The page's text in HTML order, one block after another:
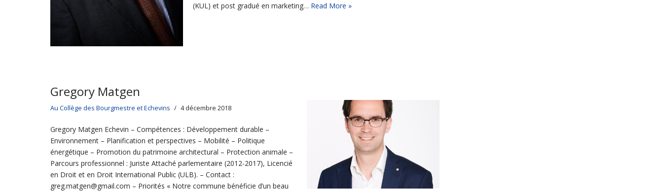
(KUL) et post gradué en marketing… Read More »
Gregory Matgen
Au Collège des Bourgmestre et Echevins 4 décembre 2018
Gregory Matgen Echevin – Compétences : Développement durable –
Environnement – Planification et perspectives – Mobilité – Politique
énergétique – Promotion du patrimoine architectural – Protection animale –
Parcours professionnel : Juriste Attaché parlementaire (2012-2017), Licencié
en Droit et en Droit International Public (ULB). – Contact :
greg.matgen@gmail.com – Priorités « Notre commune bénéficie d’un beau